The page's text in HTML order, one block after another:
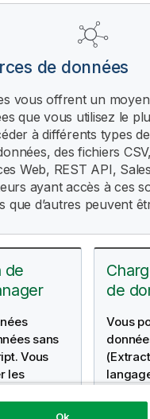
de données
vous offrent un
que vous utilisez le
à différents types
des fichiers
Web, REST API,
ayant accès à ces
que d’autres peuvent
de
sans
Vous
les
de la
de
Vous